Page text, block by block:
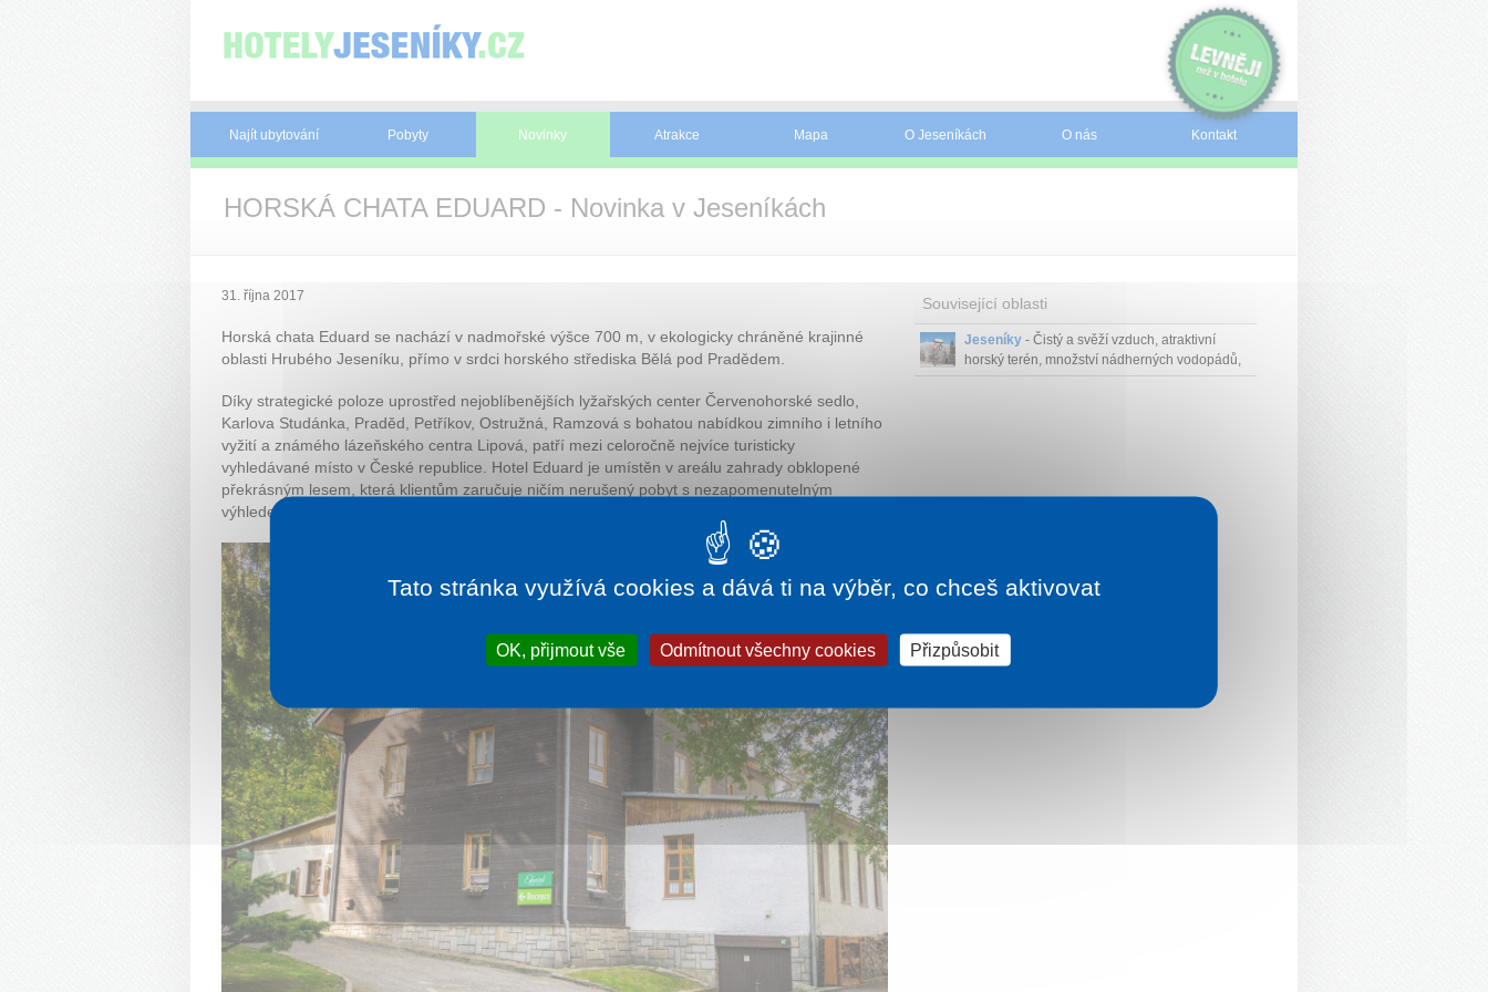
Najít ubytování Pobyty Novinky Atrakce Mapa O Jeseníkách O nás Kontakt
HORSKÁ CHATA EDUARD - Novinka v Jeseníkách
31. října 2017
Horská chata Eduard se nachází v nadmořské výšce 700 m, v ekologicky chráněné krajinné
oblasti Hrubého Jeseníku, přímo v srdci horského střediska Bělá pod Pradědem.
Díky strategické poloze uprostřed nejoblíbenějších lyžařských center Červenohorské sedlo,
Karlova Studánka, Praděd, Petříkov, Ostružná, Ramzová s bohatou nabídkou zimního i letního
vyžití a známého lázeňského centra Lipová, patří mezi celoročně nejvíce turisticky
vyhledávané místo v České republice. Hotel Eduard je umístěn v areálu zahrady obklopené
překrásným lesem, která klientům zaručuje ničím nerušený pobyt s nezapomenutelným
výhledem do okolních hor.
Související oblasti
Jeseníky - Čistý a svěží vzduch, atraktivní
horský terén, množství nádherných vodopádů,
průzračné bystřiny, krásný pohled na horské
Tato stránka využívá cookies a dává ti na výběr, co chceš aktivovat
OK, přijmout vše Odmítnout všechny cookies Přizpůsobit